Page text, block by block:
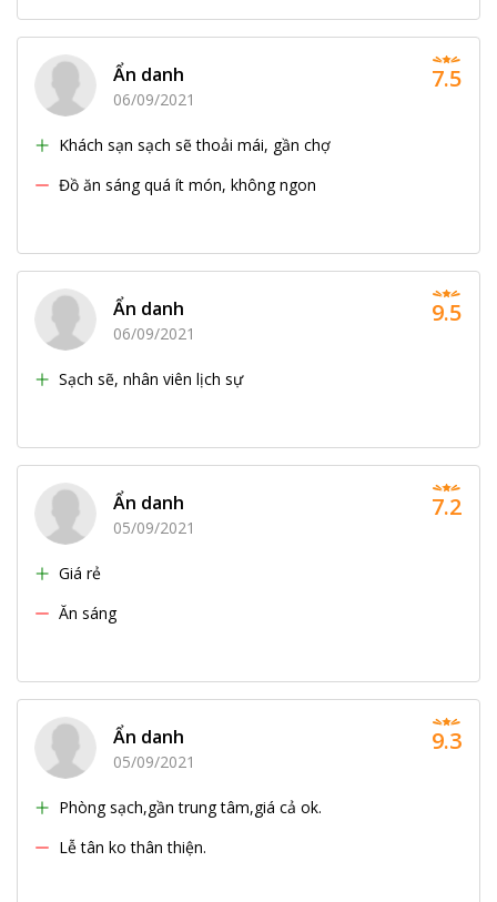
Ẩn danh
06/09/2021
Khách sạn sạch sẽ thoải mái, gần chợ
Đồ ăn sáng quá ít món, không ngon
7.5
Ẩn danh
06/09/2021
Sạch sẽ, nhân viên lịch sự
9.5
Ẩn danh
05/09/2021
Giá rẻ
Ăn sáng
7.2
Ẩn danh
05/09/2021
Phòng sạch,gần trung tâm,giá cả ok.
Lễ tân ko thân thiện.
9.3